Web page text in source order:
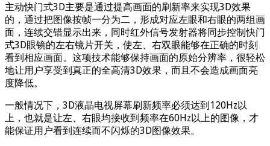
主动快门式3D主要是通过提高画面的刷新率来实现3D效果
的，通过把图像按帧一分为二，形成对应左眼和右眼的两组画
面，连续交错显示出来，同时红外信号发射器将同步控制快门
式3D眼镜的左右镜片开关，使左、右双眼能够在正确的时刻
看到相应画面。这项技术能够保持画面的原始分辨率，很轻松
地让用户享受到真正的全高清3D效果，而且不会造成画面亮
度降低。
一般情况下，3D液晶电视屏幕刷新频率必须达到120Hz以
上，也就是让左、右眼均接收到频率在60Hz以上的图像，才
能保证用户看到连续而不闪烁的3D图像效果。